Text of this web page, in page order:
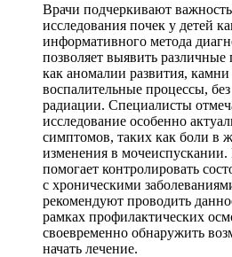
Врачи подчеркивают важность
исследования почек у детей
информативного метода
позволяет выявить различные
как аномалии развития,
воспалительные процессы,
радиации. Специалисты
исследование особенно
симптомов, таких как боли в
изменения в
помогает контролировать
с хроническими
рекомендуют проводить
рамках профилактических
своевременно обнаружить
начать лечение.